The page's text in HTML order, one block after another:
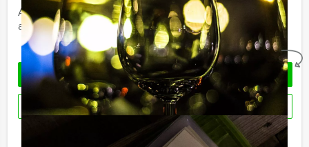
Afhankelijk van de in overleg gekozen locatie voor uw
arrangement kan een extra zaalhuur worden berekend
Geheel vrijblijvend
OFFERTE AANVRAGEN
RESERVEREN
Ik heb een vraag over dit uitje